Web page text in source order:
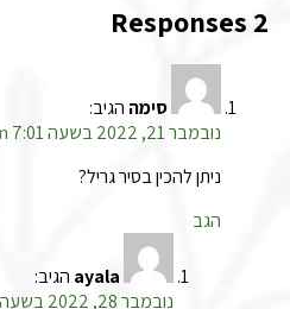
2 Responses
סימה הגיב:
נובמבר 21, 2022 בשעה 7:01 pm
ניתן להכין בסיר גריל?
הגב
ayala הגיב:
נובמבר 28, 2022 בשעה 3:11 pm